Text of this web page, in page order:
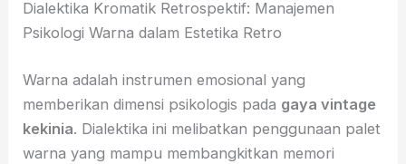
Dialektika Kromatik Retrospektif: Manajemen
Psikologi Warna dalam Estetika Retro
Warna adalah instrumen emosional yang
memberikan dimensi psikologis pada gaya vintage
kekinia. Dialektika ini melibatkan penggunaan palet
warna yang mampu membangkitkan memori